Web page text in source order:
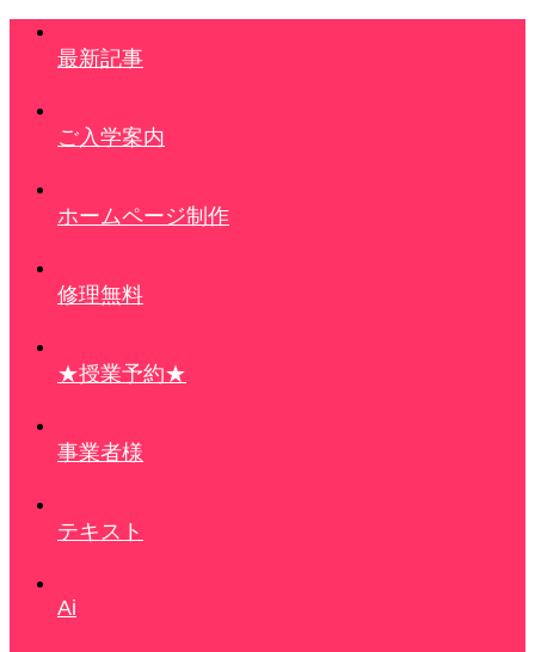
最新記事
ご入学案内
ホームページ制作
修理無料
★授業予約★
事業者様
テキスト
Ai